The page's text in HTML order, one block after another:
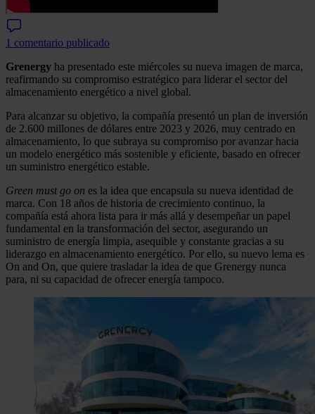
1 comentario publicado
Grenergy ha presentado este miércoles su nueva imagen de marca,
reafirmando su compromiso estratégico para liderar el sector del
almacenamiento energético a nivel global.
Para alcanzar su objetivo, la compañía presentó un plan de inversión
de 2.600 millones de dólares entre 2023 y 2026, muy centrado en
almacenamiento, lo que subraya su compromiso por avanzar hacia
un modelo energético más sostenible y eficiente, basado en ofrecer
un suministro energético estable.
Green must go on es la idea que encapsula su nueva identidad de
marca. Con 18 años de historia de crecimiento continuo, la
compañía está ahora lista para ir más allá y desempeñar un papel
fundamental en la transformación del sector, asegurando un
suministro de energía limpia, asequible y constante gracias a su
liderazgo en almacenamiento energético. Por ello, su nuevo lema es
On and On, que quiere trasladar la idea de que Grenergy nunca
para, ni su capacidad de ofrecer energía tampoco.